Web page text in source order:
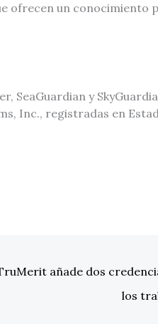
ofrecen un conocimiento
SeaGuardian y
Inc., registradas en
añade dos
los